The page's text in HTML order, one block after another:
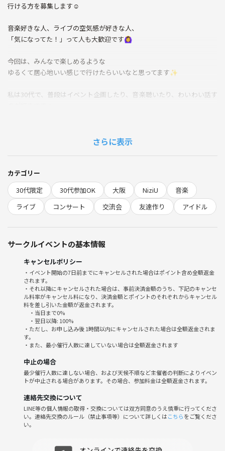
行ける方を募集します☺️
音楽好きな人、ライブの空気感が好きな人、
「気になってた！」って人も大歓迎です🙆‍♀️
今回は、みんなで楽しめるような
ゆるくて居心地いい感じで行けたらいいなと思ってます✨
私は30代で、普段はイベント企画したり、音楽聴いたり、わいわい話す
6月7日（土）
14:00開場 / 16:00開演
📍京セラドーム大阪
🎫参加費
チケット代：14,000円
※チケットは各自でご購入をお願いします🙏
（交通費・飲食代なども各自負担になります）
🎶こんな人歓迎
・NiziU好き！
・ライブ一緒に楽しめる友達ほしい
・音楽フェスやライブの空気感が好き
・初参加でも安心できる雰囲気がいい
ライブ前に軽くお茶したり、ご飯行けたら楽しそうだな〜とも思ってま
す☕✨
気軽にメッセージください☺️🌈
ちなみに、ライブ終わりって余韻すごいタイプです😂💕
さらに表示
カテゴリー
30代限定
30代参加OK 大阪 NiziU
音楽
ライブ
コンサート 交流会 友達作り アイドル
サークルイベントの基本情報
キャンセルポリシー
・イベント開始の7日前までにキャンセルされた場合はポイント含め全額返金
されます。
・それ以降にキャンセルされた場合は、事前決済金額のうち、下記のキャンセ
ル料率がキャンセル料になり、決済金額とポイントのそれぞれからキャンセル
料を差し引いた金額が返金されます。
・当日まで0%
・翌日以降: 100%
・ただし、お申し込み後 1時間以内にキャンセルされた場合は全額返金されま
す。
・また、最小催行人数に達していない場合は全額返金されます
中止の場合
最少催行人数に達しない場合、および天候不順など主催者の判断によりイベン
トが中止される場合があります。その場合、参加料金は全額返金されます。
連絡先交換について
LINE等の個人情報の取得・交換については双方同意のうえ慎重に行ってくださ
い。連絡先交換のルール（禁止事項等）について詳しくはこちらをご覧くださ
い。